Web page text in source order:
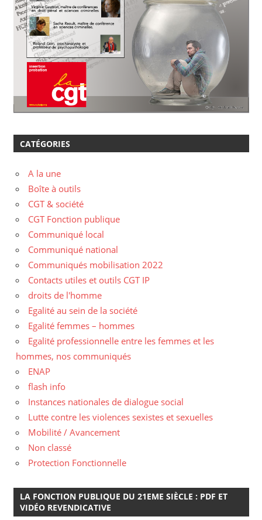
CATÉGORIES
A la une
Boîte à outils
CGT & société
CGT Fonction publique
Communiqué local
Communiqué national
Communiqués mobilisation 2022
Contacts utiles et outils CGT IP
droits de l'homme
Egalité au sein de la société
Egalité femmes – hommes
Egalité professionnelle entre les femmes et les
hommes, nos communiqués
ENAP
flash info
Instances nationales de dialogue social
Lutte contre les violences sexistes et sexuelles
Mobilité / Avancement
Non classé
Protection Fonctionnelle
LA FONCTION PUBLIQUE DU 21EME SIÈCLE : PDF ET
VIDÉO REVENDICATIVE